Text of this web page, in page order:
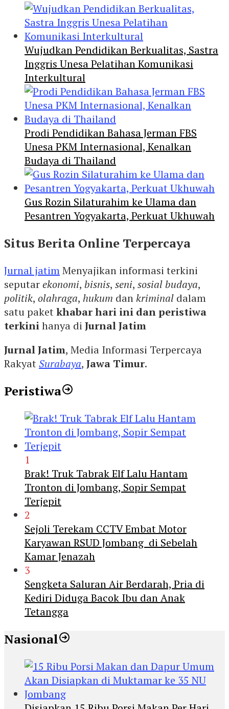
Wujudkan Pendidikan Berkualitas, Sastra
Inggris Unesa Pelatihan Komunikasi
Interkultural
Prodi Pendidikan Bahasa Jerman FBS
Unesa PKM Internasional, Kenalkan
Budaya di Thailand
Gus Rozin Silaturahim ke Ulama dan
Pesantren Yogyakarta, Perkuat Ukhuwah
Situs Berita Online Terpercaya
Jurnal jatimMenyajikan informasi terkini
seputarekonomi, bisnis, seni, sosial budaya,
politik, olahraga, hukum dankriminal dalam
satu paketkhabar hari ini dan peristiwa
terkinihanya di Jurnal Jatim
Jurnal Jatim, Media Informasi Terpercaya
RakyatSurabaya, Jawa Timur.
Peristiwa
1
Brak! Truk Tabrak Elf Lalu Hantam
Tronton di Jombang, Sopir Sempat
Terjepit
2
Sejoli Terekam CCTV Embat Motor
Karyawan RSUD Jombang di Sebelah
Kamar Jenazah
3
Sengketa Saluran Air Berdarah, Pria di
Kediri Diduga Bacok Ibu dan Anak
Tetangga
Nasional